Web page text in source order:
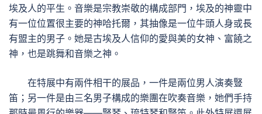
埃及人的平生。音樂是宗教崇敬的構成部門，埃及的神靈中
有一位位置很主要的神哈托爾，其抽像是一位牛頭人身或長
有盟主的男子。她是古埃及人信仰的愛與美的女神、富饒之
神，也是跳舞和音樂之神。
在特展中有兩件相干的展品，一件是兩位男人演奏豎
笛；另一件是由三名男子構成的樂團在吹奏音樂，她們手持